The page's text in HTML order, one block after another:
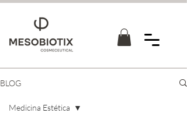
BLOG
Medicina Estética